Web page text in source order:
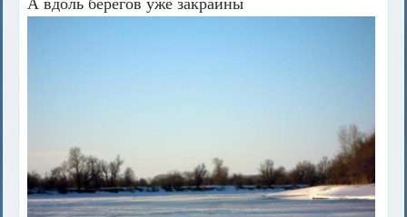
А вдоль берегов уже закраины